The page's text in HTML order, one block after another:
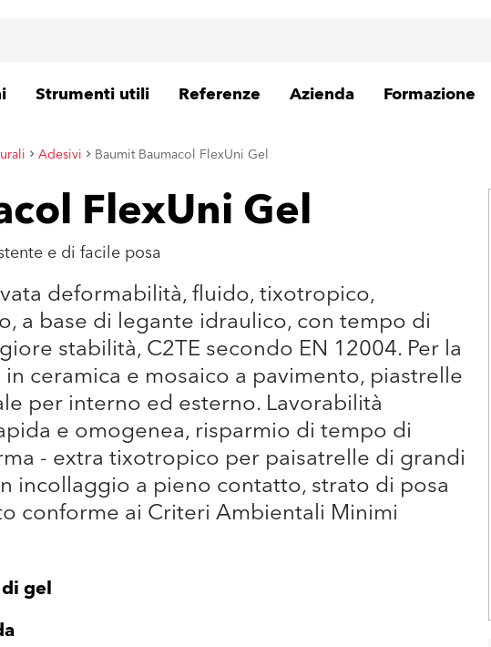
Strumenti utili Referenze Azienda Formazione
Adesivi Baumit Baumacol FlexUni Gel
FlexUni Gel
e di facile posa
deformabilità, fluido, tixotropico,
a base di legante idraulico, con tempo di
stabilità, C2TE secondo EN 12004. Per la
ceramica e mosaico a pavimento, piastrelle
per interno ed esterno. Lavorabilità
e omogenea, risparmio di tempo di
- extra tixotropico per paisatrelle di grandi
incollaggio a pieno contatto, strato di posa
conforme ai Criteri Ambientali Minimi
gel